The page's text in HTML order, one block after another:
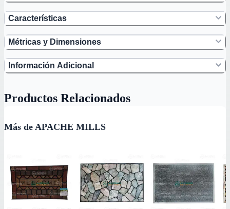
Características
Métricas y Dimensiones
Información Adicional
Productos Relacionados
Más de APACHE MILLS